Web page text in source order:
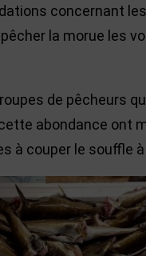
concernant
la morue les
de pêcheurs
abondance ont
à couper le souffle